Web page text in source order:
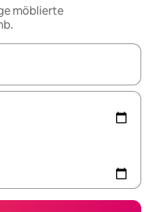
möblierte
navigiere mit den